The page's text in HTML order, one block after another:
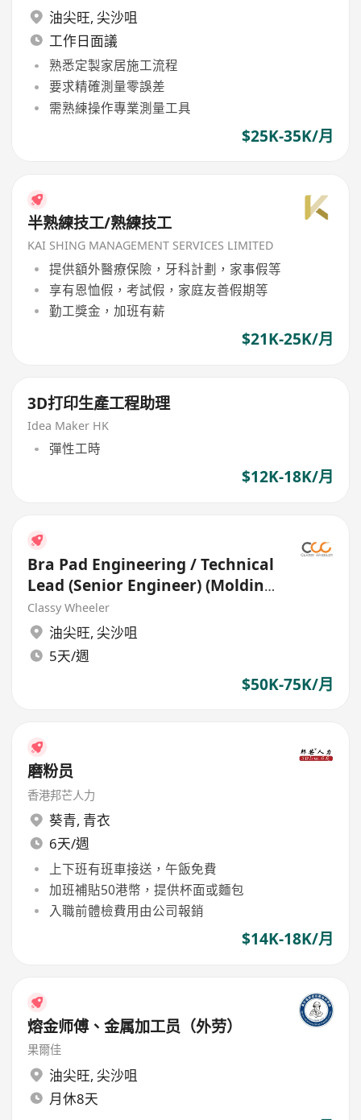
油尖旺, 尖沙咀
工作日面議
熟悉定製家居施工流程
要求精確測量零誤差
需熟練操作專業測量工具
$25K-35K/月
半熟練技工/熟練技工
KAI SHING MANAGEMENT SERVICES LIMITED
提供額外醫療保險，牙科計劃，家事假等
享有恩恤假，考試假，家庭友善假期等
勤工獎金，加班有薪
$21K-25K/月
3D打印生產工程助理
Idea Maker HK
彈性工時
$12K-18K/月
Bra Pad Engineering / Technical
Lead (Senior Engineer) (Molding
& Production)
Classy Wheeler
油尖旺, 尖沙咀
5天/週
$50K-75K/月
磨粉员
香港邦芒人力
葵青, 青衣
6天/週
上下班有班車接送，午飯免費
加班補貼50港幣，提供杯面或麵包
入職前體檢費用由公司報銷
$14K-18K/月
熔金师傅、金属加工员（外劳）
果爾佳
油尖旺, 尖沙咀
月休8天